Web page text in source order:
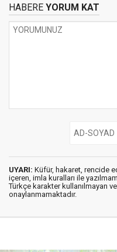
HABERE YORUM KAT
UYARI: Küfür, hakaret, rencide
içeren, imla kuralları ile
Türkçe karakter kullanılmayan
onaylanmamaktadır.